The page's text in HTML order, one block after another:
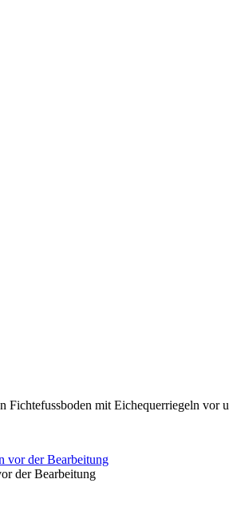
Fichtefussboden mit Eichequerriegeln vor
der Bearbeitung